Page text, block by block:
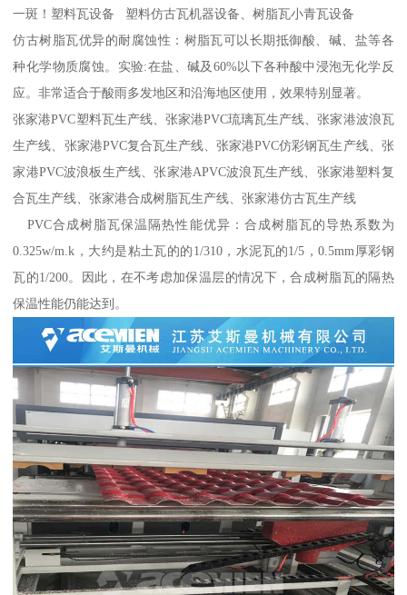
一斑！塑料瓦设备 塑料仿古瓦机器设备、树脂瓦小青瓦设备
仿古树脂瓦优异的耐腐蚀性：树脂瓦可以长期抵御酸、碱、盐等各
种化学物质腐蚀。实验:在盐、碱及60%以下各种酸中浸泡无化学反
应。非常适合于酸雨多发地区和沿海地区使用，效果特别显著。
张家港PVC塑料瓦生产线、张家港PVC琉璃瓦生产线、张家港波浪瓦
生产线、张家港PVC复合瓦生产线、张家港PVC仿彩钢瓦生产线、张
家港PVC波浪板生产线、张家港APVC波浪瓦生产线、张家港塑料复
合瓦生产线、张家港合成树脂瓦生产线、张家港仿古瓦生产线
PVC合成树脂瓦保温隔热性能优异：合成树脂瓦的导热系数为
0.325w/m.k，大约是粘土瓦的的1/310，水泥瓦的1/5，0.5mm厚彩钢
瓦的1/200。因此，在不考虑加保温层的情况下，合成树脂瓦的隔热
保温性能仍能达到。